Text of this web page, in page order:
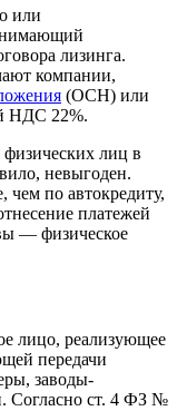
или
лизинга.
компании,
(ОСН) или
НДС 22%.
физических лиц в
невыгоден.
по автокредиту,
платежей
— физическое
лицо, реализующее
передачи
заводы-
Согласно ст. 4 ФЗ №